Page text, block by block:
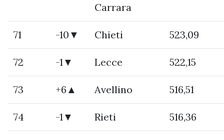
Carrara
71 -10▼ Chieti 523,09
72 -1▼ Lecce 522,15
73 +6▲ Avellino 516,51
74 -1▼ Rieti 516,36